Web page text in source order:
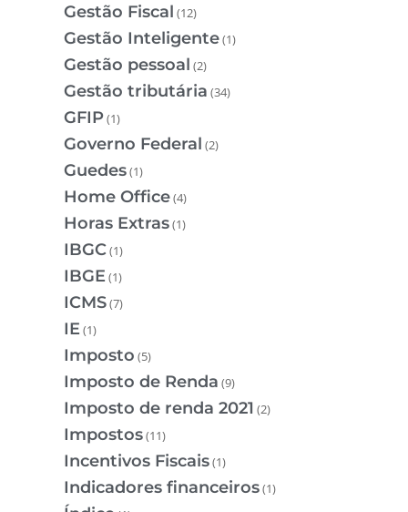
Gestão Fiscal (12)
Gestão Inteligente(1)
Gestão pessoal (2)
Gestão tributária (34)
GFIP(1)
Governo Federal (2)
Guedes(1)
Home Office(4)
Horas Extras(1)
IBGC(1)
IBGE(1)
ICMS(7)
IE(1)
Imposto (5)
Imposto de Renda (9)
Imposto de renda 2021 (2)
Impostos(11)
Incentivos Fiscais(1)
Indicadores financeiros(1)